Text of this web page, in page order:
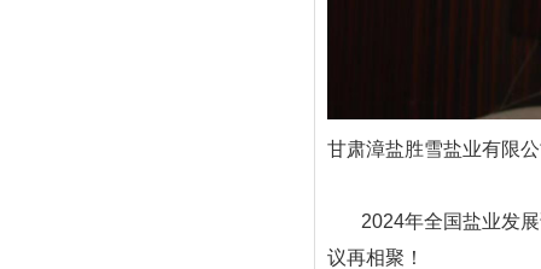
甘肃漳盐胜雪盐业有限
2024年全国盐业发展
议再相聚！